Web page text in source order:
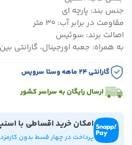
جنس بند: پارچه ای
مقاومت در برابر آب: 30 متر
اصالت برند: سوئیس
به همراه: جعبه اورجینال، گارانتی
گارانتی ۲۴ ماهه وستا سرویس
ارسال رایگان به سراسر کشور
امکان خرید اقساطی با
پرداخت در چهار قسط بدون کارمزد